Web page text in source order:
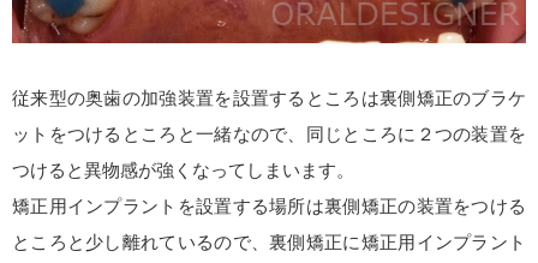
従来型の奥歯の加強装置を設置するところは裏側矯正のブラケ
ットをつけるところと一緒なので、同じところに２つの装置を
つけると異物感が強くなってしまいます。
矯正用インプラントを設置する場所は裏側矯正の装置をつける
ところと少し離れているので、裏側矯正に矯正用インプラント